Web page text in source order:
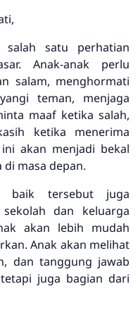
salah satu perhatian
Anak-anak perlu
salam, menghormati
teman, menjaga
maaf ketika salah,
ketika menerima
akan menjadi bekal
masa depan.
baik tersebut juga
dan keluarga
akan lebih mudah
Anak akan melihat
dan tanggung jawab
juga bagian dari